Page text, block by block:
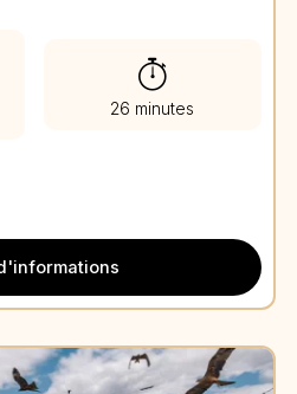
26 minutes